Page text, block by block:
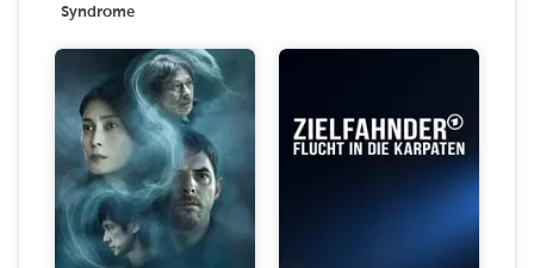
Syndrome